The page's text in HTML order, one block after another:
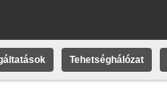
Tehetséghálózat